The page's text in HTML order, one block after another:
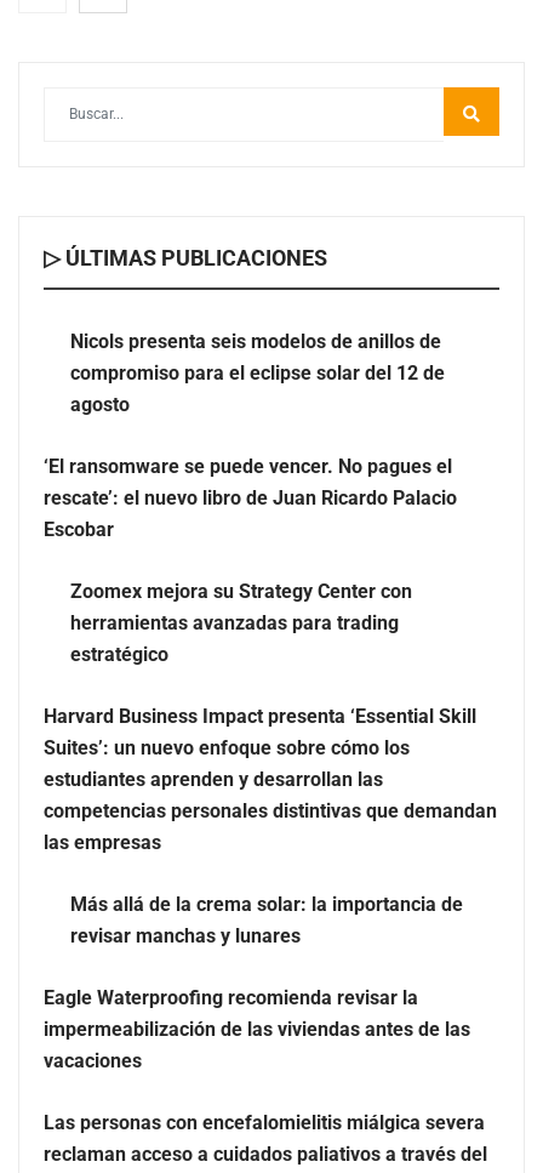
Nicols presenta seis modelos de anillos de compromiso
‘El ransomware se puede vencer. No pagues el rescate’:
el nuevo libro de Juan Ricardo Palacio Escobar
Zoomex mejora su Strategy Center con herramientas
avanzadas para trading estratégico
Harvard Business Impact presenta ‘Essential Skill
Suites’: un nuevo enfoque sobre cómo los estudiantes
distintivas que demandan las empresas
▷ ÚLTIMAS PUBLICACIONES
Nicols presenta seis modelos de anillos de
compromiso para el eclipse solar del 12 de
agosto
‘El ransomware se puede vencer. No pagues el
rescate’: el nuevo libro de Juan Ricardo Palacio
Escobar
Zoomex mejora su Strategy Center con
herramientas avanzadas para trading
estratégico
Harvard Business Impact presenta ‘Essential Skill
Suites’: un nuevo enfoque sobre cómo los
estudiantes aprenden y desarrollan las
competencias personales distintivas que demandan
las empresas
Más allá de la crema solar: la importancia de
revisar manchas y lunares
Eagle Waterproofing recomienda revisar la
impermeabilización de las viviendas antes de las
vacaciones
Las personas con encefalomielitis miálgica severa
reclaman acceso a cuidados paliativos a través del